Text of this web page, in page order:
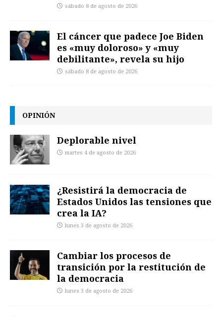
sábado 8 de agosto de 2026
El cáncer que padece Joe Biden
es «muy doloroso» y «muy
debilitante», revela su hijo
sábado 8 de agosto de 2026
OPINIÓN
Deplorable nivel
martes 4 de agosto de 2026
¿Resistirá la democracia de
Estados Unidos las tensiones que
crea la IA?
lunes 3 de agosto de 2026
Cambiar los procesos de
transición por la restitución de
la democracia
lunes 3 de agosto de 2026